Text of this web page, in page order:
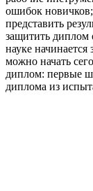
ошибок
представить
защитить диплом
науке начинается
можно начать
диплом: первые
диплома из